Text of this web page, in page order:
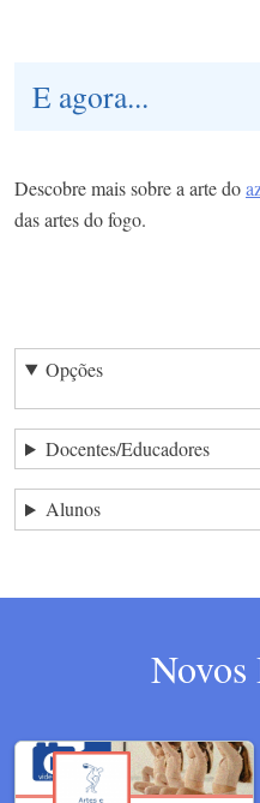
E agora...
Descobre mais sobre a arte do
das artes do fogo.
Opções
Docentes/Educadores
Alunos
Novos